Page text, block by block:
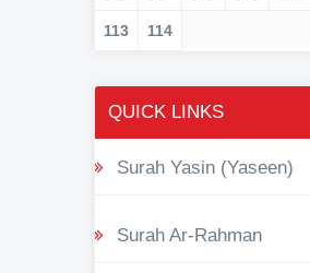
113 114
QUICK LINKS
Surah Yasin (Yaseen)
Surah Ar-Rahman